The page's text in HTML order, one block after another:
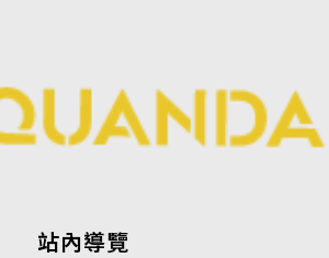
站內導覽